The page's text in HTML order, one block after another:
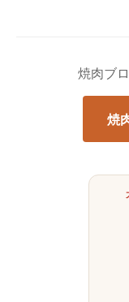
焼肉ブ
焼